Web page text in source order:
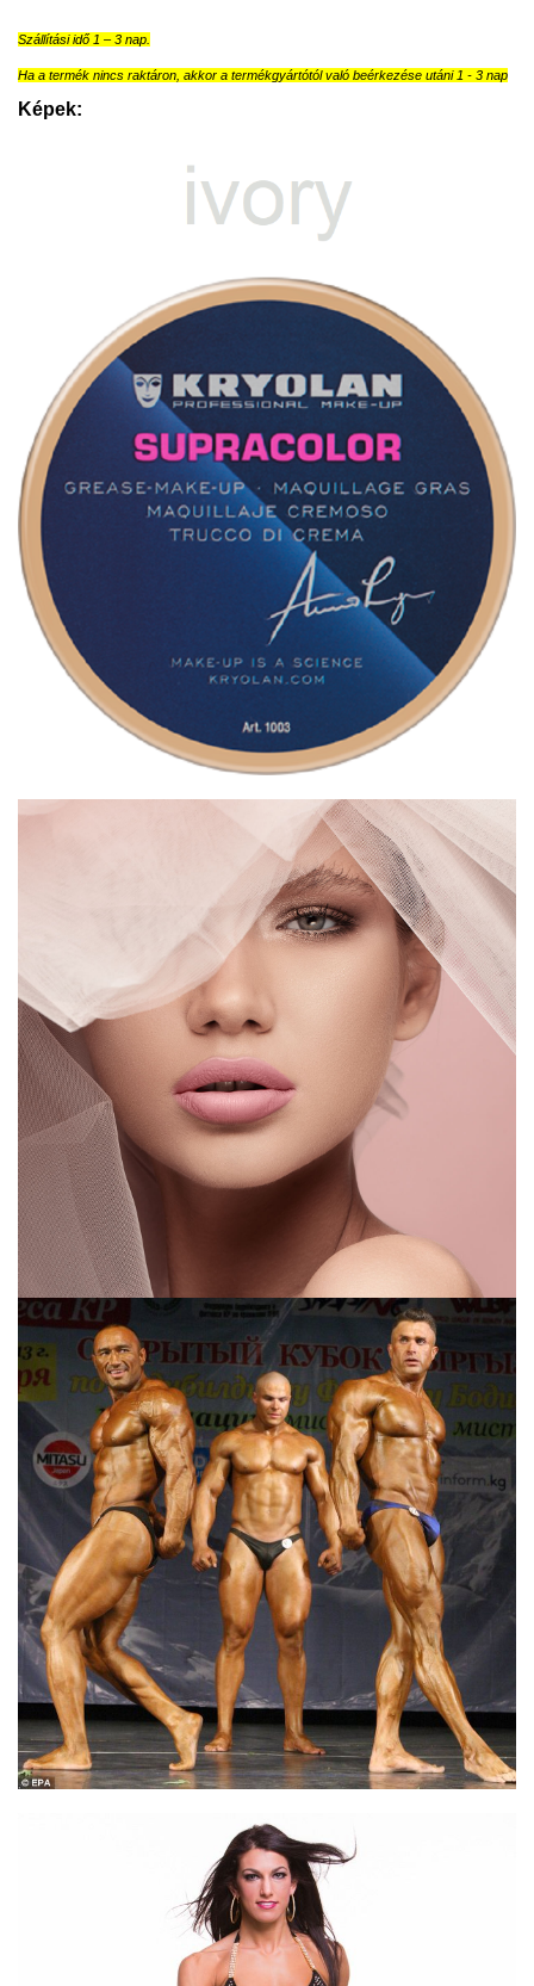
Szállítási idő 1 – 3 nap.
Ha a termék nincs raktáron, akkor a termékgyártótól való beérkezése utáni 1 - 3 nap
Képek: